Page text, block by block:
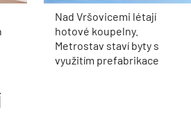
Nad Vršovicemi létají
hotové koupelny.
Metrostav staví byty s
využitím prefabrikace